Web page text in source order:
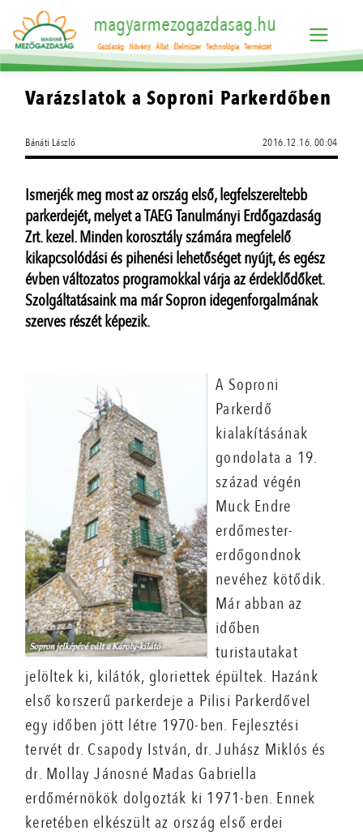
magyarmezogazdasag.hu
Gazdaság Növény Állat Élelmiszer Technológia Természet
Varázslatok a Soproni Parkerdőben
Bánáti László 2016.12.16. 00:04
Ismerjék meg most az ország első, legfelszereltebb
parkerdejét, melyet a TAEG Tanulmányi Erdőgazdaság
Zrt. kezel. Minden korosztály számára megfelelő
kikapcsolódási és pihenési lehetőséget nyújt, és egész
évben változatos programokkal várja az érdeklődőket.
Szolgáltatásaink ma már Sopron idegenforgalmának
szerves részét képezik.
A Soproni
Parkerdő
kialakításának
gondolata a 19.
század végén
Muck Endre
erdőmester-
erdőgondnok
nevéhez kötődik.
Már abban az
időben
turistautakat
jelöltek ki, kilátók, gloriettek épültek. Hazánk
első korszerű parkerdeje a Pilisi Parkerdővel
egy időben jött létre 1970-ben. Fejlesztési
tervét dr. Csapody István, dr. Juhász Miklós és
dr. Mollay Jánosné Madas Gabriella
erdőmérnökök dolgozták ki 1971-ben. Ennek
keretében elkészült az ország első erdei